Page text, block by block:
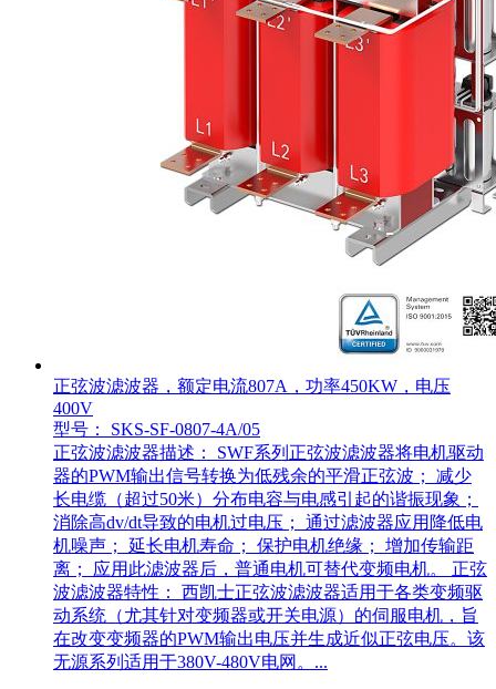
正弦波滤波器，额定电流807A，功率450KW，电压
400V
型号： SKS-SF-0807-4A/05
正弦波滤波器描述： SWF系列正弦波滤波器将电机驱动
器的PWM输出信号转换为低残余的平滑正弦波； 减少
长电缆（超过50米）分布电容与电感引起的谐振现象；
消除高dv/dt导致的电机过电压； 通过滤波器应用降低电
机噪声； 延长电机寿命； 保护电机绝缘； 增加传输距
离； 应用此滤波器后，普通电机可替代变频电机。 正弦
波滤波器特性： 西凯士正弦波滤波器适用于各类变频驱
动系统（尤其针对变频器或开关电源）的伺服电机，旨
在改变变频器的PWM输出电压并生成近似正弦电压。该
无源系列适用于380V-480V电网。...